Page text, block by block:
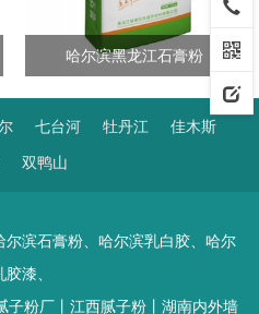
哈尔滨黑龙江石膏粉
七台河 牡丹江 佳木斯
双鸭山
尔滨石膏粉、 哈尔滨乳白胶、 哈尔
胶漆、
子粉厂 江西腻子粉 湖南内外墙